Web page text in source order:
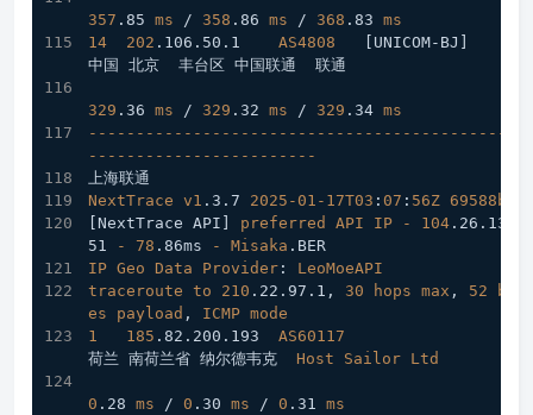
357 .85 ms / 358 .86 ms / 368 .83 ms
14
202 .106 .50 .1 AS4808
[UNICOM-BJ]
中国 北京  丰台区 中国联通  联通
329 .36 ms / 329 .32 ms / 329 .34 ms
----------------------------------------------
------------------------
上海联通
NextTrace v1 .3 .7 2025-01-17T03 : 07 : 56Z 69588b0
[NextTrace API]
preferred API IP - 104 .26 .13
51
- 78 .86ms - Misaka .BER
IP Geo Data Provider : LeoMoeAPI
traceroute to 210 .22 .97 .1 , 30 hops max , 52
byt
es
payload , ICMP mode
1
185 .82 .200 .193
AS60117
荷兰 南荷兰省 纳尔德韦克 Host Sailor Ltd
0 .28 ms / 0 .30 ms / 0 .31
ms